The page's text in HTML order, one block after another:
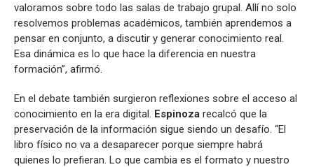
valoramos sobre todo las salas de trabajo grupal. Allí no solo
resolvemos problemas académicos, también aprendemos a
pensar en conjunto, a discutir y generar conocimiento real.
Esa dinámica es lo que hace la diferencia en nuestra
formación”, afirmó.
En el debate también surgieron reflexiones sobre el acceso al
conocimiento en la era digital. Espinoza recalcó que la
preservación de la información sigue siendo un desafío. “El
libro físico no va a desaparecer porque siempre habrá
quienes lo prefieran. Lo que cambia es el formato y nuestro